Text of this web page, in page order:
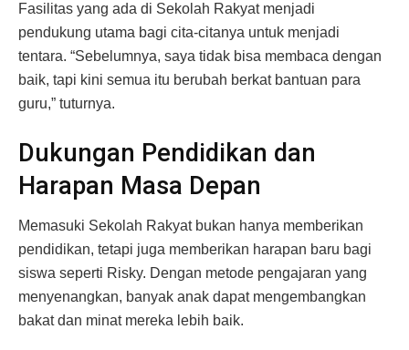
Fasilitas yang ada di Sekolah Rakyat menjadi
pendukung utama bagi cita-citanya untuk menjadi
tentara. “Sebelumnya, saya tidak bisa membaca dengan
baik, tapi kini semua itu berubah berkat bantuan para
guru,” tuturnya.
Dukungan Pendidikan dan
Harapan Masa Depan
Memasuki Sekolah Rakyat bukan hanya memberikan
pendidikan, tetapi juga memberikan harapan baru bagi
siswa seperti Risky. Dengan metode pengajaran yang
menyenangkan, banyak anak dapat mengembangkan
bakat dan minat mereka lebih baik.